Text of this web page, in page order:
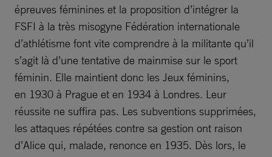
épreuves féminines et la proposition d’intégrer la
FSFI à la très misogyne Fédération internationale
d’athlétisme font vite comprendre à la militante qu’il
s’agit là d’une tentative de mainmise sur le sport
féminin. Elle maintient donc les Jeux féminins,
en 1930 à Prague et en 1934 à Londres. Leur
réussite ne suffira pas. Les subventions supprimées,
les attaques répétées contre sa gestion ont raison
d’Alice qui, malade, renonce en 1935. Dès lors, le